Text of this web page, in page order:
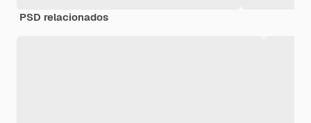
PSD relacionados